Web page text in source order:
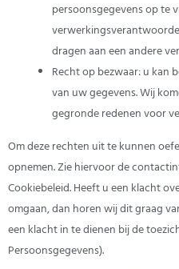
persoonsgegevens op te
dragen aan een andere
Recht op bezwaar: u kan
van uw gegevens. Wij
gegronde redenen voor
Om deze rechten uit te kunnen
opnemen. Zie hiervoor de
Cookiebeleid. Heeft u een klacht
omgaan, dan horen wij dit graag
een klacht in te dienen bij de
Persoonsgegevens).